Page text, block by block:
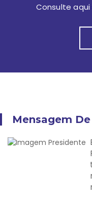
Consulte
Mensagem